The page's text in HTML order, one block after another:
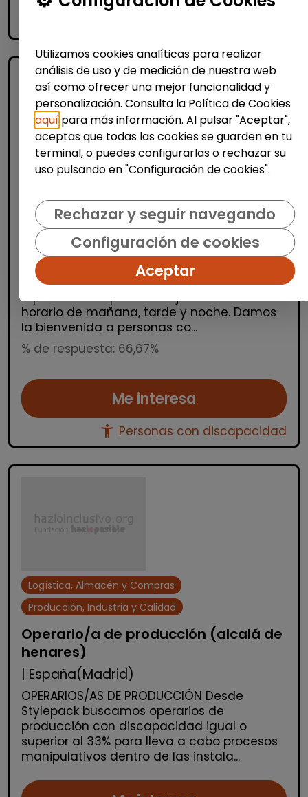
Producción, Industria y Calidad
Operario/a de manipulados
(aranjuez, madrid)
INTEGRANDES.ORG| España(Madrid)
Estamos buscando una persona para un
puesto de manipulados en nuestro Centro
Especial de Empleo. Trabajo a turnos en
horario de mañana, tarde y noche. Damos
la bienvenida a personas co...
% de respuesta: 66,67%
Me interesa
accessibility_new Personas con discapacidad
Logística, Almacén y Compras
Producción, Industria y Calidad
Operario/a de producción (alcalá de
henares)
| España(Madrid)
OPERARIOS/AS DE PRODUCCIÓN Desde
Stylepack buscamos operarios de
producción con discapacidad igual o
superior al 33% para lleva a cabo procesos
manipulativos dentro de las instala...
Utilizamos cookies analíticas para realizar
análisis de uso y de medición de nuestra web
así como ofrecer una mejor funcionalidad y
personalización. Consulta la Política de Cookies
aquí para más información. Al pulsar "Aceptar",
aceptas que todas las cookies se guarden en tu
terminal, o puedes configurarlas o rechazar su
uso pulsando en "Configuración de cookies".
Rechazar y seguir navegando
Configuración de cookies
Aceptar